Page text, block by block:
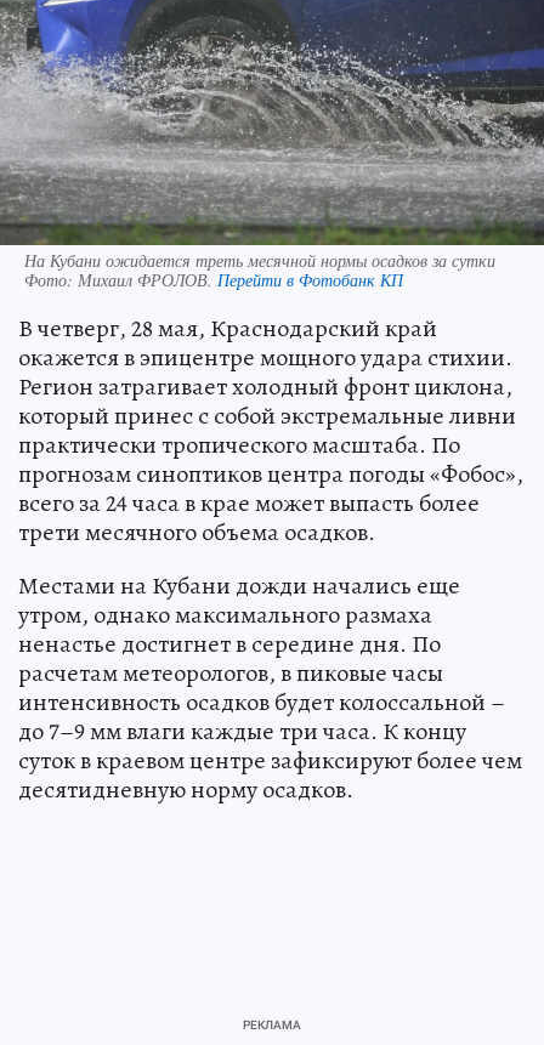
На Кубани ожидается треть месячной нормы осадков за сутки
Фото: Михаил ФРОЛОВ. Перейти в Фотобанк КП
В четверг, 28 мая, Краснодарский край
окажется в эпицентре мощного удара стихии.
Регион затрагивает холодный фронт циклона,
который принес с собой экстремальные ливни
практически тропического масштаба. По
прогнозам синоптиков центра погоды «Фобос»,
всего за 24 часа в крае может выпасть более
трети месячного объема осадков.
Местами на Кубани дожди начались еще
утром, однако максимального размаха
ненастье достигнет в середине дня. По
расчетам метеорологов, в пиковые часы
интенсивность осадков будет колоссальной –
до 7–9 мм влаги каждые три часа. К концу
суток в краевом центре зафиксируют более чем
десятидневную норму осадков.